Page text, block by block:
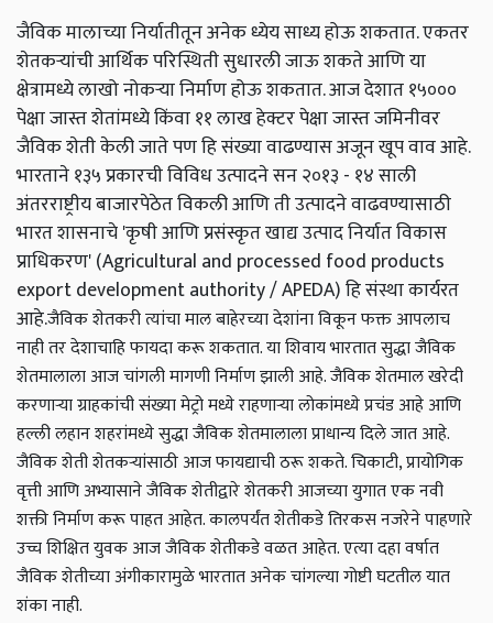
जैविक मालाच्या निर्यातीतून अनेक ध्येय साध्य होऊ शकतात. एकतर
शेतकऱ्यांची आर्थिक परिस्थिती सुधारली जाऊ शकते आणि या
क्षेत्रामध्ये लाखो नोकऱ्या निर्माण होऊ शकतात. आज देशात १५०००
पेक्षा जास्त शेतांमध्ये किंवा ११ लाख हेक्टर पेक्षा जास्त जमिनीवर
जैविक शेती केली जाते पण हि संख्या वाढण्यास अजून खूप वाव आहे.
भारताने १३५ प्रकारची विविध उत्पादने सन २०१३ - १४ साली
अंतरराष्ट्रीय बाजारपेठेत विकली आणि ती उत्पादने वाढवण्यासाठी
भारत शासनाचे 'कृषी आणि प्रसंस्कृत खाद्य उत्पाद निर्यात विकास
प्राधिकरण' (Agricultural and processed food products
export development authority / APEDA) हि संस्था कार्यरत
आहे.जैविक शेतकरी त्यांचा माल बाहेरच्या देशांना विकून फक्त आपलाच
नाही तर देशाचाहि फायदा करू शकतात. या शिवाय भारतात सुद्धा जैविक
शेतमालाला आज चांगली मागणी निर्माण झाली आहे. जैविक शेतमाल खरेदी
करणाऱ्या ग्राहकांची संख्या मेट्रो मध्ये राहणाऱ्या लोकांमध्ये प्रचंड आहे आणि
हल्ली लहान शहरांमध्ये सुद्धा जैविक शेतमालाला प्राधान्य दिले जात आहे.
जैविक शेती शेतकऱ्यांसाठी आज फायद्याची ठरू शकते. चिकाटी, प्रायोगिक
वृत्ती आणि अभ्यासाने जैविक शेतीद्वारे शेतकरी आजच्या युगात एक नवी
शक्ती निर्माण करू पाहत आहेत. कालपर्यंत शेतीकडे तिरकस नजरेने पाहणारे
उच्च शिक्षित युवक आज जैविक शेतीकडे वळत आहेत. एत्या दहा वर्षात
जैविक शेतीच्या अंगीकारामुळे भारतात अनेक चांगल्या गोष्टी घटतील यात
शंका नाही.